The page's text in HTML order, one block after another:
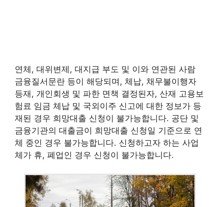
연체, 대위변제, 대지급 부도 및 이와 연관된 사람
금융질서문란 등이 해당되며, 체납, 채무불이행자
등재, 개인회생 및 파한 면책 결정된자, 산재 고용보
험료 임금 체납 및 국외이주 신고에 대한 정보가 등
재된 경우 희망대출 신청이 불가능합니다. 공단 및
금융기관의 대출금이 희망대출 신청일 기준으로 연
체 중인 경우 불가능합니다. 신청하고자 하는 사업
체가 휴, 폐업인 경우 신청이 불가능합니다.